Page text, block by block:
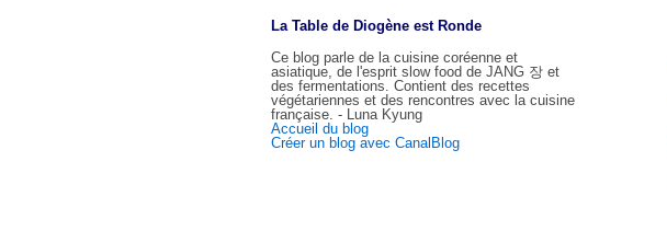
La Table de Diogène est Ronde
Ce blog parle de la cuisine coréenne et
asiatique, de l'esprit slow food de JANG 장 et
des fermentations. Contient des recettes
végétariennes et des rencontres avec la cuisine
française. - Luna Kyung
Accueil du blog
Créer un blog avec CanalBlog